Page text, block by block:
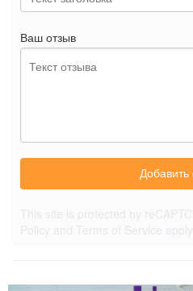
Ваш отзыв
Добавить